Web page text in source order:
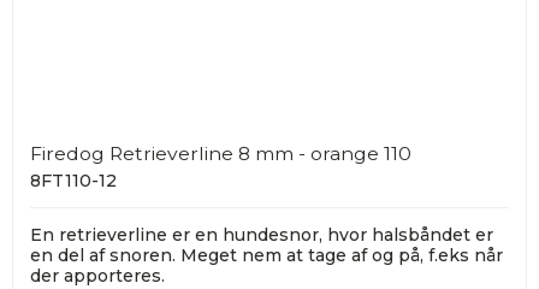
Firedog Retrieverline 8 mm - orange 110
8FT110-12
En retrieverline er en hundesnor, hvor halsbåndet er
en del af snoren. Meget nem at tage af og på, f.eks når
der apporteres.